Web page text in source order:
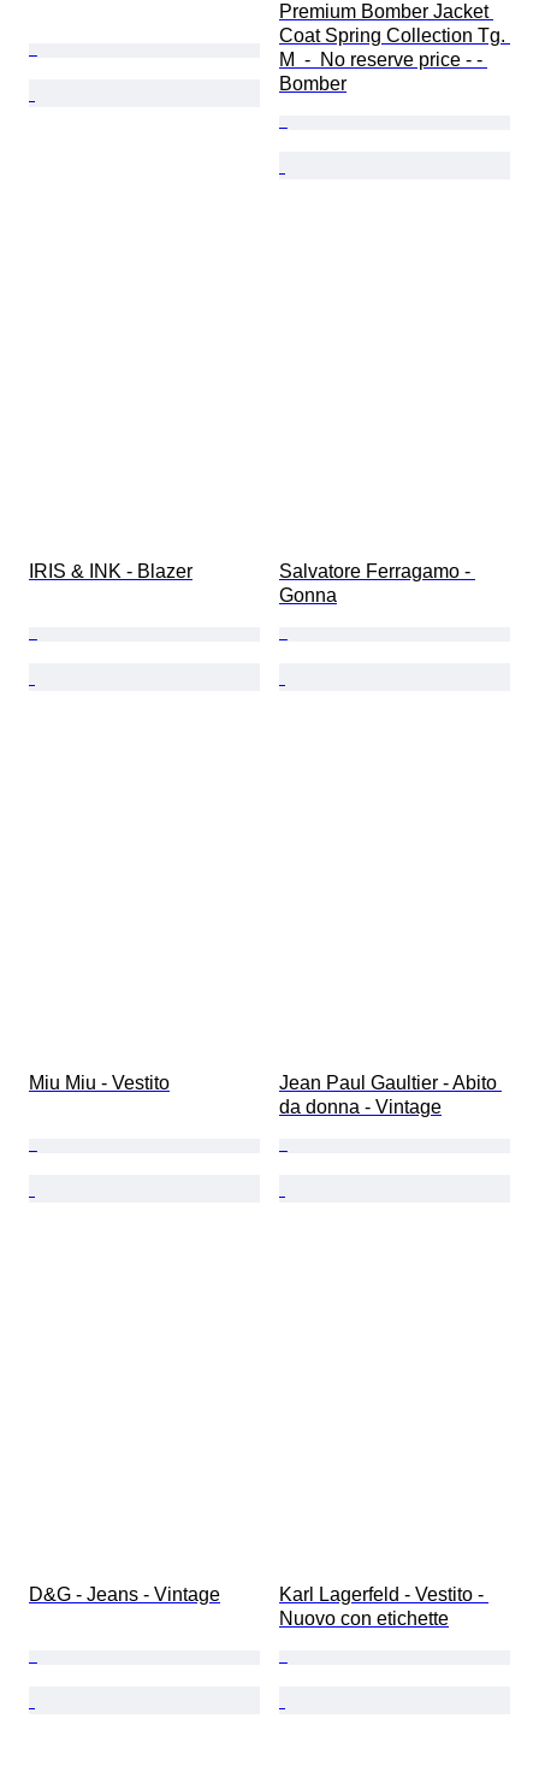
Premium Bomber Jacket
Coat Spring Collection Tg.
M  -  No reserve price - -
Bomber
IRIS & INK - Blazer
Salvatore Ferragamo -
Gonna
Miu Miu - Vestito
Jean Paul Gaultier - Abito
da donna - Vintage
D&G - Jeans - Vintage
Karl Lagerfeld - Vestito -
Nuovo con etichette